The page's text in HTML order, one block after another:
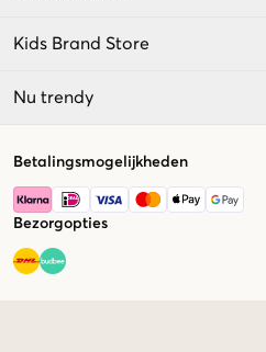
Kids Brand Store
Nu trendy
Betalingsmogelijkheden
Bezorgopties